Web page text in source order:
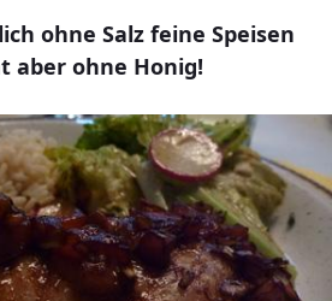
ohne Salz feine Speisen
aber ohne Honig!